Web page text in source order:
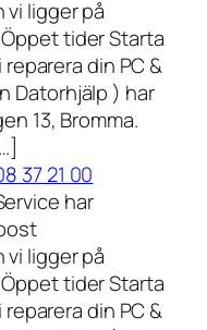
ligger på
tider Starta
din PC &
Datorhjälp ) har
13, Bromma.
37 21 00
har
ligger på
tider Starta
din PC &